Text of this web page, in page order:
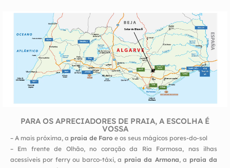
PARA OS APRECIADORES DE PRAIA, A ESCOLHA É
VOSSA
– A mais próxima, a praia de Faro e os seus mágicos pores-do-sol
– Em frente de Olhão, no coração da Ria Formosa, nas ilhas
acessíveis por ferry ou barco-táxi, a praia da Armona, a praia da